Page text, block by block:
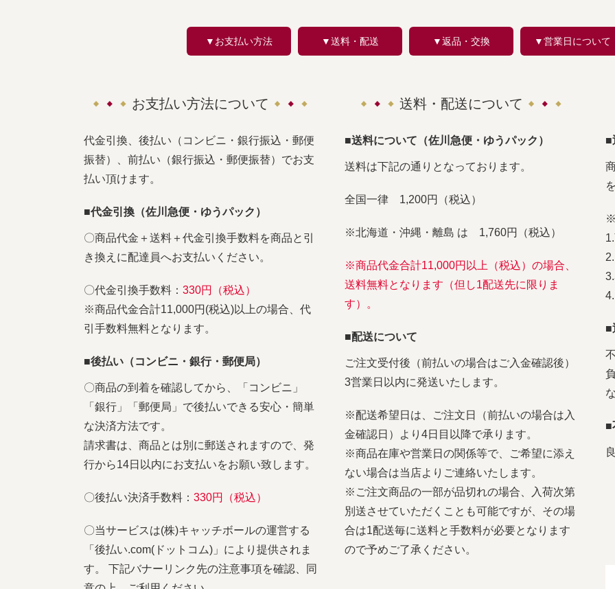
▼お支払い方法 ▼送料・配送 ▼返品・交換 ▼営業日について
お支払い方法について
代金引換、後払い（コンビニ・銀行振込・郵便
振替）、前払い（銀行振込・郵便振替）でお支
払い頂けます。
■代金引換（佐川急便・ゆうパック）
〇商品代金＋送料＋代金引換手数料を商品と引
き換えに配達員へお支払いください。
〇代金引換手数料： 330円（税込）
※商品代金合計11,000円(税込)以上の場合、代
引手数料無料となります。
■後払い（コンビニ・銀行・郵便局）
〇商品の到着を確認してから、「コンビニ」
「銀行」「郵便局」で後払いできる安心・簡単
な決済方法です。
請求書は、商品とは別に郵送されますので、発
行から14日以内にお支払いをお願い致します。
〇後払い決済手数料： 330円（税込）
〇当サービスは(株)キャッチボールの運営する
「後払い.com(ドットコム)」により提供されま
す。 下記バナーリンク先の注意事項を確認、同
送料・配送について
■送料について（佐川急便・ゆうパック）
送料は下記の通りとなっております。
全国一律 1,200円（税込）
※北海道・沖縄・離島 は 1,760円（税込）
※商品代金合計11,000円以上（税込）の場合、
送料無料となります（但し1配送先に限りま
す）。
■配送について
ご注文受付後（前払いの場合はご入金確認後）
3営業日以内に発送いたします。
※配送希望日は、ご注文日（前払いの場合は入
金確認日）より4日目以降で承ります。
※商品在庫や営業日の関係等で、ご希望に添え
ない場合は当店よりご連絡いたします。
※ご注文商品の一部が品切れの場合、入荷次第
別送させていただくことも可能ですが、その場
合は1配送毎に送料と手数料が必要となります
ので予めご了承ください。
■
※
■
■